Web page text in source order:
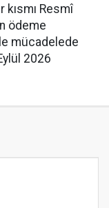
kısmı Resmî
ödeme
mücadelede
2026